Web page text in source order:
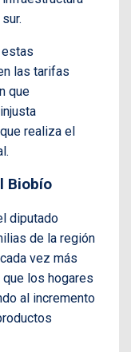
las tarifas
que
realiza el
Biobío
diputado
de la región
vez más
los hogares
al incremento